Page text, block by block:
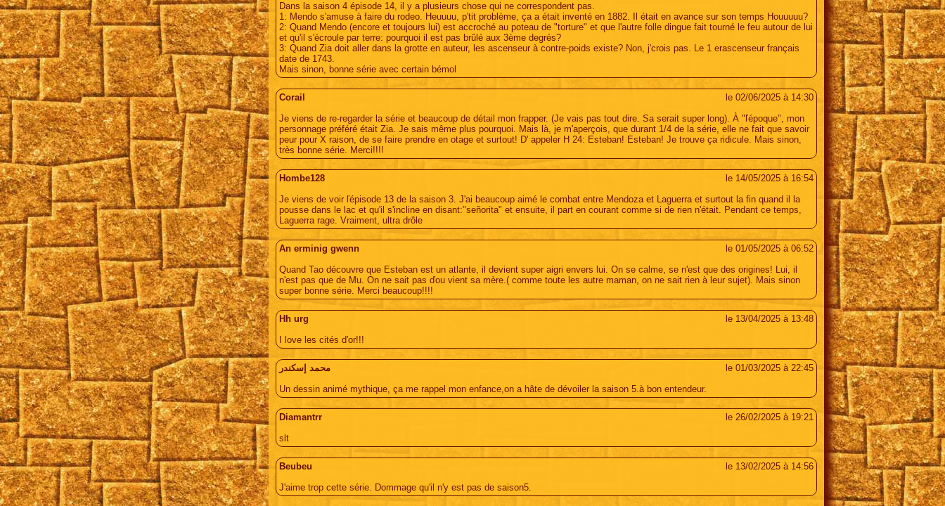
Dans la saison 4 épisode 14, il y a plusieurs chose qui ne correspondent pas.
1: Mendo s'amuse à faire du rodeo. Heuuuu, p'tit problème, ça a était inventé en 1882. Il était en avance sur son temps Houuuuu?
2: Quand Mendo (encore et toujours lui) est accroché au poteau de "torture" et que l'autre folle dingue fait tourné le feu autour de lui
et qu'il s'écroule par terre: pourquoi il est pas brûlé aux 3ème degrés?
3: Quand Zia doit aller dans la grotte en auteur, les ascenseur à contre-poids existe? Non, j'crois pas. Le 1 erascenseur français
date de 1743.
Mais sinon, bonne série avec certain bémol
le 02/06/2025 à 14:30
Corail
Je viens de re-regarder la série et beaucoup de détail mon frapper. (Je vais pas tout dire. Sa serait super long). À "ľépoque", mon
personnage préféré était Zia. Je sais même plus pourquoi. Mais là, je m'aperçois, que durant 1/4 de la série, elle ne fait que savoir
peur pour X raison, de se faire prendre en otage et surtout! D' appeler H 24: Esteban! Esteban! Je trouve ça ridicule. Mais sinon,
très bonne série. Merci!!!!
le 14/05/2025 à 16:54
Hombe128
Je viens de voir ľépisode 13 de la saison 3. J'ai beaucoup aimé le combat entre Mendoza et Laguerra et surtout la fin quand il la
pousse dans le lac et qu'il s'incline en disant:"señorita" et ensuite, il part en courant comme si de rien n'était. Pendant ce temps,
Laguerra rage. Vraiment, ultra drôle
le 01/05/2025 à 06:52
An erminig gwenn
Quand Tao découvre que Esteban est un atlante, il devient super aigri envers lui. On se calme, se n'est que des origines! Lui, il
n'est pas que de Mu. On ne sait pas ďou vient sa mère.( comme toute les autre maman, on ne sait rien à leur sujet). Mais sinon
super bonne série. Merci beaucoup!!!!
le 13/04/2025 à 13:48
Hh urg
I love les cités d'or!!!
le 01/03/2025 à 22:45
محمد إسكندر
Un dessin animé mythique, ça me rappel mon enfance,on a hâte de dévoiler la saison 5.à bon entendeur.
le 26/02/2025 à 19:21
Diamantrr
slt
le 13/02/2025 à 14:56
Beubeu
J'aime trop cette série. Dommage qu'il n'y est pas de saison5.